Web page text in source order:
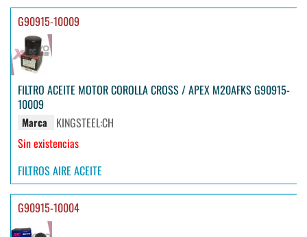
G90915-10009
FILTRO ACEITE MOTOR COROLLA CROSS / APEX M20AFKS G90915-
10009
Marca
KINGSTEEL:CH
Sin existencias
FILTROS AIRE ACEITE
G90915-10004